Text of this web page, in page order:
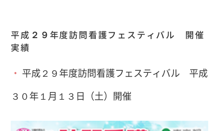
平成２９年度訪問看護フェスティバル 開催
実績
平成２９年度訪問看護フェスティバル 平成
３０年１月１３日（土）開催